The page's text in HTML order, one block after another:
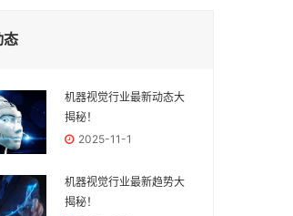
态
机器视觉行业最新动态大
揭秘！
2025-11-1
机器视觉行业最新趋势大
揭秘！